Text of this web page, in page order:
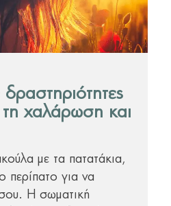
χαλάρωση και
με τα πατατάκια,
περίπατο για να
Η σωματική